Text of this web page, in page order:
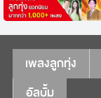
เพลงลูกทุ่ง
อัลบั้ม